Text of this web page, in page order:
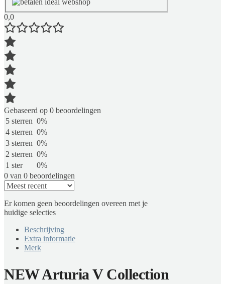
0,0
Gebaseerd op 0 beoordelingen
5 sterren 0%
4 sterren 0%
3 sterren 0%
2 sterren 0%
1 ster
0%
0 van 0 beoordelingen
Er komen geen beoordelingen overeen met je
huidige selecties
Beschrijving
Extra informatie
Merk
NEW Arturia V Collection